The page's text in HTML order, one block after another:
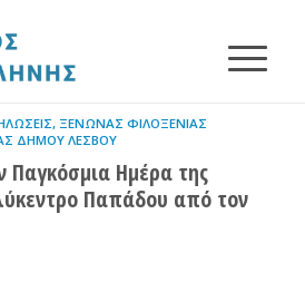
, ΞΕΝΏΝΑΣ ΦΙΛΟΞΕΝΊΑΣ
ΔΉΜΟΥ ΛΈΣΒΟΥ
Παγκόσμια Ημέρα της
Παπάδου από τον